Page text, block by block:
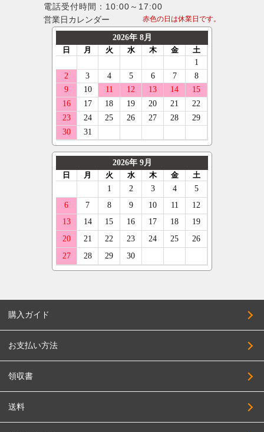
電話受付時間：10:00～17:00
営業日カレンダー
赤色の日は休業日です。
購入ガイド
お支払い方法
領収書
送料